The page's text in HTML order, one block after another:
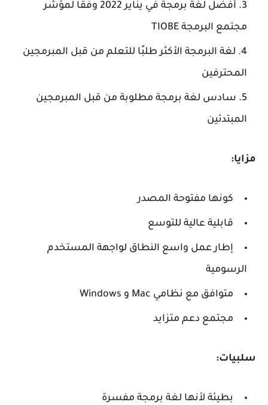
أفضل لغة برمجة في يناير 2022 وفقًا لمؤشر
مجتمع البرمجة TIOBE
لغة البرمجة الأكثر طلبًا للتعلم من قبل المبرمجين
المحترفين
سادس لغة برمجة مطلوبة من قبل المبرمجين
المبتدئين
مزايا:
كونها مفتوحة المصدر
قابلية عالية للتوسع
إطار عمل واسع النطاق لواجهة المستخدم
الرسومية
متوافق مع نظامي Mac و Windows
مجتمع دعم متزايد
سلبيات:
بطيئة لأنها لغة برمجة مفسرة